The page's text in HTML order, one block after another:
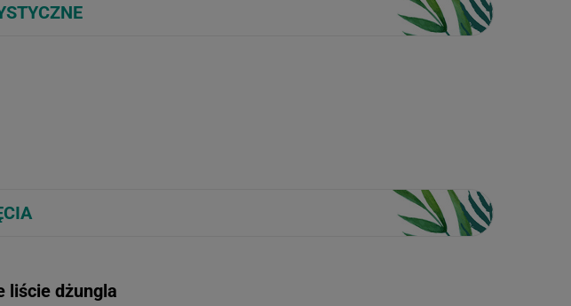
liście dżungla